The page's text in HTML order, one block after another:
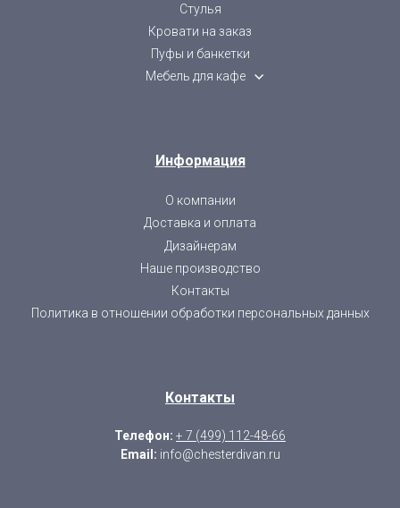
Стулья
Кровати на заказ
Пуфы и банкетки
Мебель для кафе
Информация
О компании
Доставка и оплата
Дизайнерам
Наше производство
Контакты
Политика в отношении обработки персональных данных
Контакты
Телефон: + 7 (499) 112-48-66
Email: info@chesterdivan.ru